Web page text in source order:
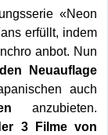
«Neon
erfüllt, indem
anbot. Nun
Neuauflage
auch
anzubieten.
3 Filme von